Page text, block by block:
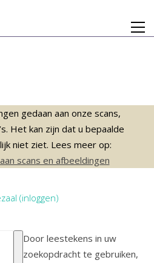
gedaan aan onze scans,
Het kan zijn dat u bepaalde
niet ziet. Lees meer op:
scans en afbeeldingen
(inloggen)
Door leestekens in uw
zoekopdracht te gebruiken,